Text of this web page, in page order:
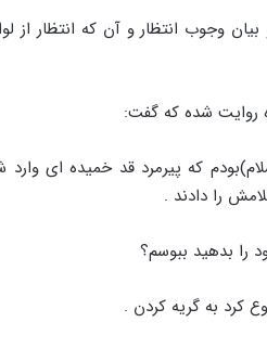
وجوب انتظار و آن که انتظار از
روایت شده که گفت:
که پیرمرد قد خمیده ای
را دادند .
را بدهید ببوسم؟
به گریه کردن .